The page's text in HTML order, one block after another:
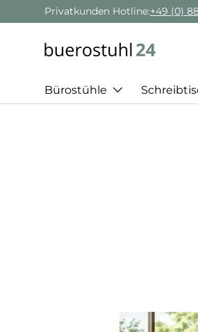
Direkt zum Inhalt
Privatkunden Hotline:+49 (0)
Bürostühle